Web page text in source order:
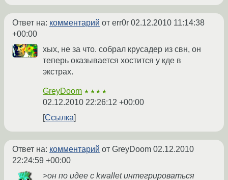
Ответ на: комментарий от err0r 02.12.2010 11:14:38
+00:00
хых, не за что. собрал крусадер из свн, он
теперь оказывается хостится у кде в
экстрах.
GreyDoom ★★★★
02.12.2010 22:26:12 +00:00
Ссылка
Ответ на: комментарий от GreyDoom 02.12.2010
22:24:59 +00:00
>он по идее с kwallet интегрироваться